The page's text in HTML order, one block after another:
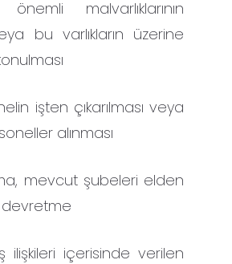
malvarlıklarının
bu varlıkların üzerine
işten çıkarılması veya
alınması
mevcut şubeleri elden
devretme
ilişkileri içerisinde verilen